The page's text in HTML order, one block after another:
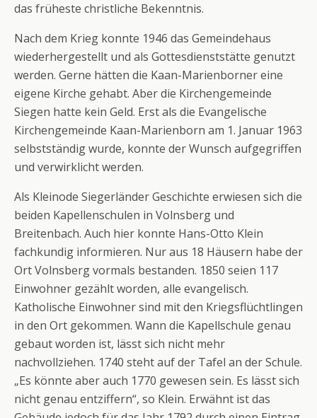
das früheste christliche Bekenntnis.
Nach dem Krieg konnte 1946 das Gemeindehaus
wiederhergestellt und als Gottesdienststätte genutzt
werden. Gerne hätten die Kaan-Marienborner eine
eigene Kirche gehabt. Aber die Kirchengemeinde
Siegen hatte kein Geld. Erst als die Evangelische
Kirchengemeinde Kaan-Marienborn am 1. Januar 1963
selbstständig wurde, konnte der Wunsch aufgegriffen
und verwirklicht werden.
Als Kleinode Siegerländer Geschichte erwiesen sich die
beiden Kapellenschulen in Volnsberg und
Breitenbach. Auch hier konnte Hans-Otto Klein
fachkundig informieren. Nur aus 18 Häusern habe der
Ort Volnsberg vormals bestanden. 1850 seien 117
Einwohner gezählt worden, alle evangelisch.
Katholische Einwohner sind mit den Kriegsflüchtlingen
in den Ort gekommen. Wann die Kapellschule genau
gebaut worden ist, lässt sich nicht mehr
nachvollziehen. 1740 steht auf der Tafel an der Schule.
„Es könnte aber auch 1770 gewesen sein. Es lässt sich
nicht genau entziffern“, so Klein. Erwähnt ist das